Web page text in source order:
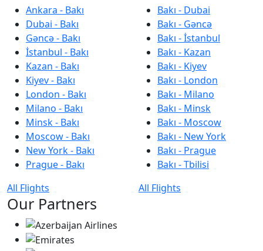
Ankara - Bakı
Dubai - Bakı
Gəncə - Bakı
İstanbul - Bakı
Kazan - Bakı
Kiyev - Bakı
London - Bakı
Milano - Bakı
Minsk - Bakı
Moscow - Bakı
New York - Bakı
Prague - Bakı
All Flights
Bakı - Dubai
Bakı - Gəncə
Bakı - İstanbul
Bakı - Kazan
Bakı - Kiyev
Bakı - London
Bakı - Milano
Bakı - Minsk
Bakı - Moscow
Bakı - New York
Bakı - Prague
Bakı - Tbilisi
All Flights
Our Partners